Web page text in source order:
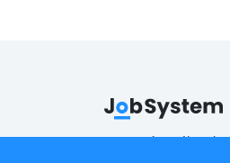
Pracovní portál